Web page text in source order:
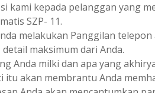
kami kepada pelanggan yang
SZP- 11.
melakukan Panggilan
maksimum dari Anda.
Anda milki dan apa yang
itu akan membrantu Anda